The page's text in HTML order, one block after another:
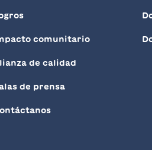
comunitario
de calidad
de prensa